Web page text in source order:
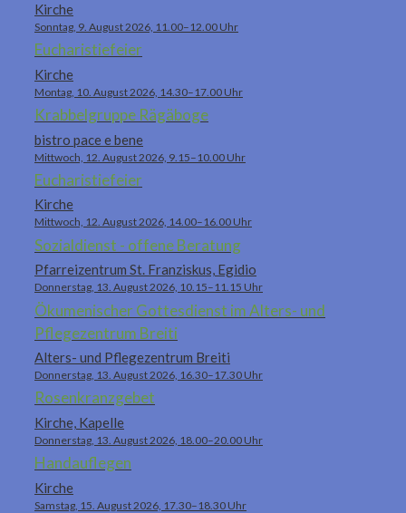
Kirche
Sonntag, 9. August 2026, 11.00–12.00 Uhr
Eucharistiefeier
Kirche
Montag, 10. August 2026, 14.30–17.00 Uhr
Krabbelgruppe Rägäboge
bistro pace e bene
Mittwoch, 12. August 2026, 9.15–10.00 Uhr
Eucharistiefeier
Kirche
Mittwoch, 12. August 2026, 14.00–16.00 Uhr
Sozialdienst - offene Beratung
Pfarreizentrum St. Franziskus, Egidio
Donnerstag, 13. August 2026, 10.15–11.15 Uhr
Ökumenischer Gottesdienst im Alters- und
Pflegezentrum Breiti
Alters- und Pflegezentrum Breiti
Donnerstag, 13. August 2026, 16.30–17.30 Uhr
Rosenkranzgebet
Kirche, Kapelle
Donnerstag, 13. August 2026, 18.00–20.00 Uhr
Handauflegen
Kirche
Samstag, 15. August 2026, 17.30–18.30 Uhr